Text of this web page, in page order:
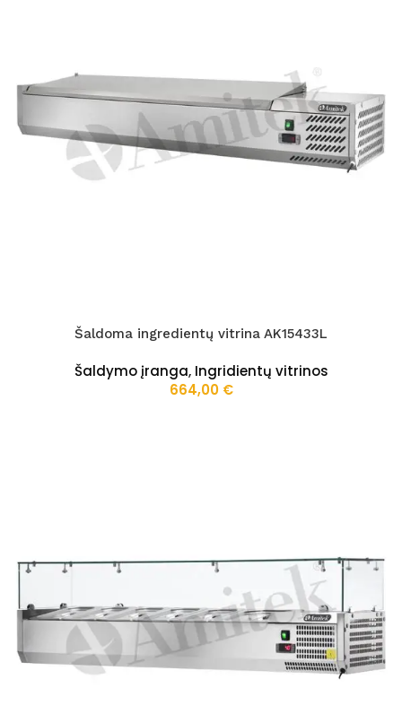
Šaldoma ingredientų vitrina AK15433L
Šaldymo įranga, Ingridientų vitrinos
664,00 €